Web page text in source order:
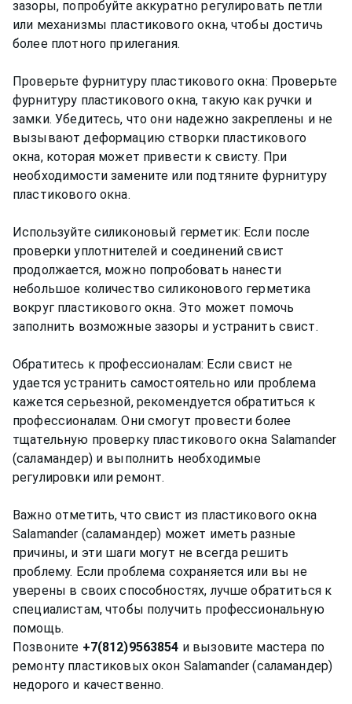
зазоры, попробуйте аккуратно регулировать петли
или механизмы пластикового окна, чтобы достичь
более плотного прилегания.
Проверьте фурнитуру пластикового окна: Проверьте
фурнитуру пластикового окна, такую как ручки и
замки. Убедитесь, что они надежно закреплены и не
вызывают деформацию створки пластикового
окна, которая может привести к свисту. При
необходимости замените или подтяните фурнитуру
пластикового окна.
Используйте силиконовый герметик: Если после
проверки уплотнителей и соединений свист
продолжается, можно попробовать нанести
небольшое количество силиконового герметика
вокруг пластикового окна. Это может помочь
заполнить возможные зазоры и устранить свист.
Обратитесь к профессионалам: Если свист не
удается устранить самостоятельно или проблема
кажется серьезной, рекомендуется обратиться к
профессионалам. Они смогут провести более
тщательную проверку пластикового окна Salamander
(саламандер) и выполнить необходимые
регулировки или ремонт.
Важно отметить, что свист из пластикового окна
Salamander (саламандер) может иметь разные
причины, и эти шаги могут не всегда решить
проблему. Если проблема сохраняется или вы не
уверены в своих способностях, лучше обратиться к
специалистам, чтобы получить профессиональную
помощь.
Позвоните +7(812)9563854 и вызовите мастера по
ремонту пластиковых окон Salamander (саламандер)